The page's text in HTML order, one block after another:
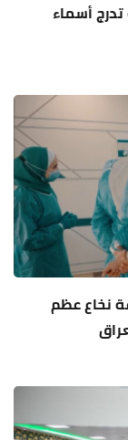
أسماء
نخاع عظم